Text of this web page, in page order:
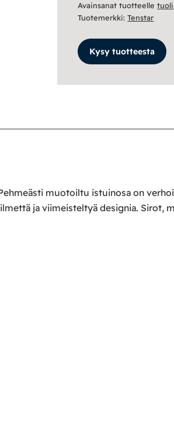
Avainsanat tuotteelletuoli
Tuotemerkki:Tenstar
Kysy tuotteesta
muotoiltu istuinosa on
ja viimeisteltyä designia.